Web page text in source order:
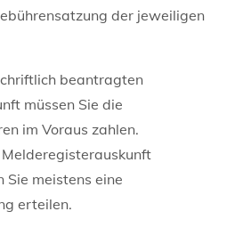
der jeweiligen
beantragten
müssen Sie die
im Voraus zahlen.
Sie meistens eine
erteilen.